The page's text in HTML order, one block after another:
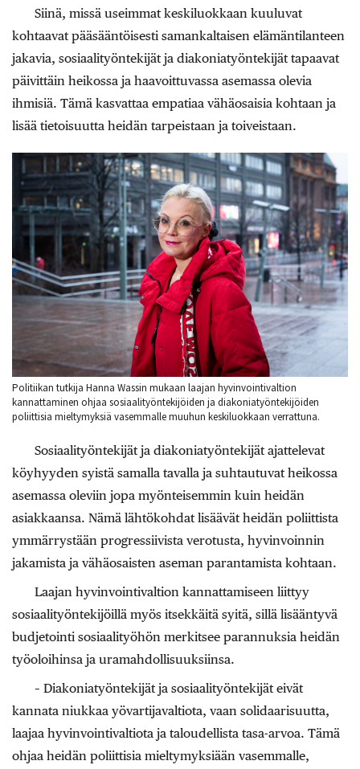
Siinä, missä useimmat keskiluokkaan kuuluvat
kohtaavat pääsääntöisesti samankaltaisen elämäntilanteen
jakavia, sosiaalityöntekijät ja diakoniatyöntekijät tapaavat
päivittäin heikossa ja haavoittuvassa asemassa olevia
ihmisiä. Tämä kasvattaa empatiaa vähäosaisia kohtaan ja
lisää tietoisuutta heidän tarpeistaan ja toiveistaan.
Politiikan tutkija Hanna Wassin mukaan laajan hyvinvointivaltion
kannattaminen ohjaa sosiaalityöntekijöiden ja diakoniatyöntekijöiden
poliittisia mieltymyksiä vasemmalle muuhun keskiluokkaan verrattuna.
Sosiaalityöntekijät ja diakoniatyöntekijät ajattelevat
köyhyyden syistä samalla tavalla ja suhtautuvat heikossa
asemassa oleviin jopa myönteisemmin kuin heidän
asiakkaansa. Nämä lähtökohdat lisäävät heidän poliittista
ymmärrystään progressiivista verotusta, hyvinvoinnin
jakamista ja vähäosaisten aseman parantamista kohtaan.
Laajan hyvinvointivaltion kannattamiseen liittyy
sosiaalityöntekijöillä myös itsekkäitä syitä, sillä lisääntyvä
budjetointi sosiaalityöhön merkitsee parannuksia heidän
työoloihinsa ja uramahdollisuuksiinsa.
– Diakoniatyöntekijät ja sosiaalityöntekijät eivät
kannata niukkaa yövartijavaltiota, vaan solidaarisuutta,
laajaa hyvinvointivaltiota ja taloudellista tasa-arvoa. Tämä
ohjaa heidän poliittisia mieltymyksiään vasemmalle,